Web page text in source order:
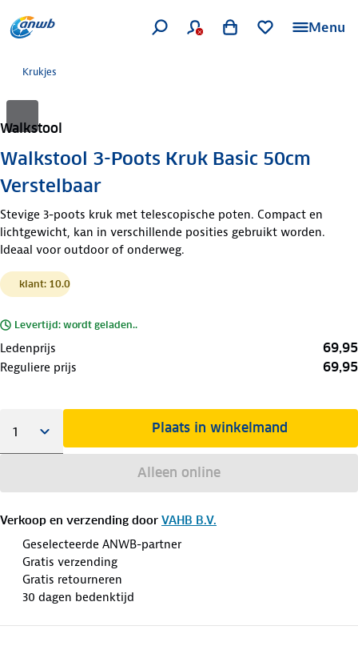
Menu
Krukjes
Walkstool
Walkstool 3-Poots Kruk Basic 50cm
Verstelbaar
Stevige 3-poots kruk met telescopische poten. Compact en
lichtgewicht, kan in verschillende posities gebruikt worden.
Ideaal voor outdoor of onderweg.
klant: 10.0
Levertijd: wordt geladen..
Ledenprijs 69,95
Reguliere prijs 69,95
Plaats in winkelmand
Alleen online
Verkoop en verzending door VAHB B.V.
Geselecteerde ANWB-partner
Gratis verzending
Gratis retourneren
30 dagen bedenktijd